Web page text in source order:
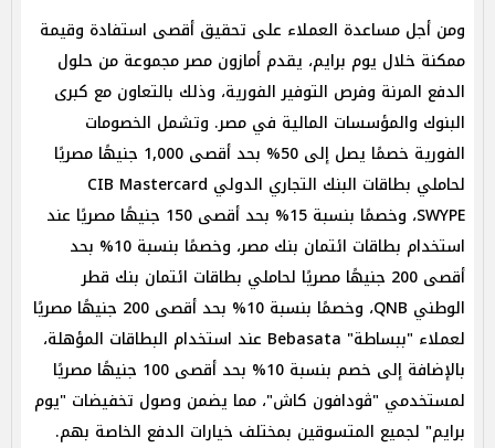
ومن أجل مساعدة العملاء على تحقيق أقصى استفادة وقيمة
ممكنة خلال يوم برايم، يقدم أمازون مصر مجموعة من حلول
الدفع المرنة وفرص التوفير الفورية، وذلك بالتعاون مع كبرى
البنوك والمؤسسات المالية في مصر. وتشمل الخصومات
الفورية خصمًا يصل إلى 50% بحد أقصى 1,000 جنيهًا مصريًا
لحاملي بطاقات البنك التجاري الدولي CIB Mastercard
SWYPE، وخصمًا بنسبة 15% بحد أقصى 150 جنيهًا مصريًا عند
استخدام بطاقات ائتمان بنك مصر، وخصمًا بنسبة 10% بحد
أقصى 200 جنيهًا مصريًا لحاملي بطاقات ائتمان بنك قطر
الوطني QNB، وخصمًا بنسبة 10% بحد أقصى 200 جنيهًا مصريًا
لعملاء "ببساطة" Bebasata عند استخدام البطاقات المؤهلة،
بالإضافة إلى خصم بنسبة 10% بحد أقصى 100 جنيهًا مصريًا
لمستخدمي "ڤودافون كاش"، مما يضمن وصول تخفيضات "يوم
برايم" لجميع المتسوقين بمختلف خيارات الدفع الخاصة بهم.